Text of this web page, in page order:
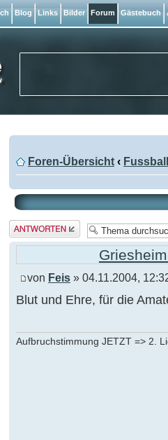
Foren-Übersicht ‹ Fussball
Antwort
erstellen
von Feis » 04.11.2004,
Blut und Ehre, für die
Aufbruchstimmung JETZT => 2.
Blog Links Bilder Forum Gästebuch